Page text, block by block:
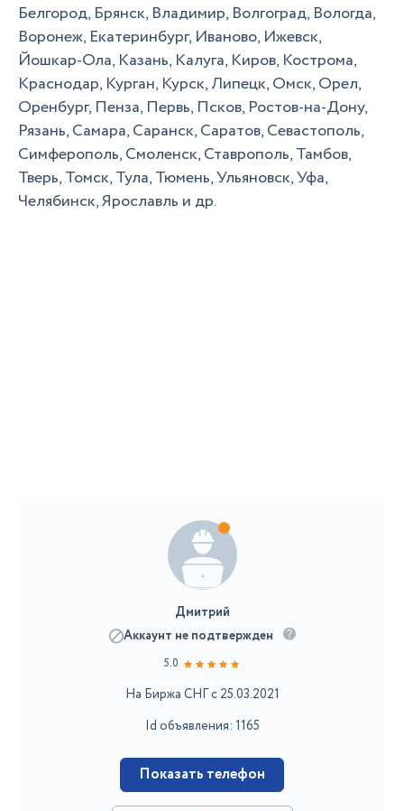
Белгород, Брянск, Владимир, Волгоград, Вологда,
Воронеж, Екатеринбург, Иваново, Ижевск,
Йошкар-Ола, Казань, Калуга, Киров, Кострома,
Краснодар, Курган, Курск, Липецк, Омск, Орел,
Оренбург, Пенза, Первь, Псков, Ростов-на-Дону,
Рязань, Самара, Саранск, Саратов, Севастополь,
Симферополь, Смоленск, Ставрополь, Тамбов,
Тверь, Томск, Тула, Тюмень, Ульяновск, Уфа,
Челябинск, Ярославль и др.
Дмитрий
Аккаунт не подтвержден
5.0
На Биржа СНГ с 25.03.2021
Id объявления: 1165
Показать телефон